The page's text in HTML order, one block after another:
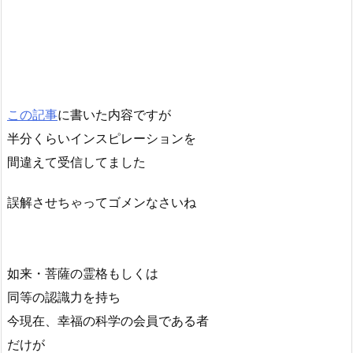
この記事に書いた内容ですが
半分くらいインスピレーションを
間違えて受信してました
誤解させちゃってゴメンなさいね
如来・菩薩の霊格もしくは
同等の認識力を持ち
今現在、幸福の科学の会員である者
だけが